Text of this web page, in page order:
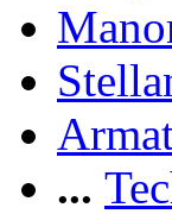
...